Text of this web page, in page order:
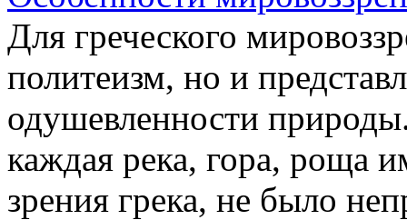
Для греческого
политеизм, но и
одушевленности
каждая река, гора, роща
зрения грека, не было